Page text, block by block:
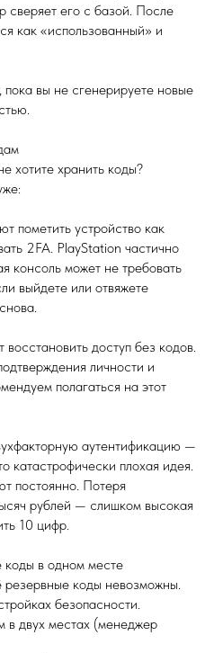
сверяет его с базой. После
как «использованный» и
вы не сгенерируете новые
хотите хранить коды?
пометить устройство как
2FA. PlayStation частично
консоль может не требовать
выйдете или отвяжете
доступ без кодов.
личности и
полагаться на этот
аутентификацию —
катастрофически плохая идея.
постоянно. Потеря
рублей — слишком высокая
10 цифр.
коды в одном месте
коды невозможны.
безопасности.
в двух местах (менеджер